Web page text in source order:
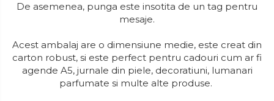
De asemenea, punga este insotita de un tag pentru
mesaje.
Acest ambalaj are o dimensiune medie, este creat din
carton robust, si este perfect pentru cadouri cum ar fi
agende A5, jurnale din piele, decoratiuni, lumanari
parfumate si multe alte produse.